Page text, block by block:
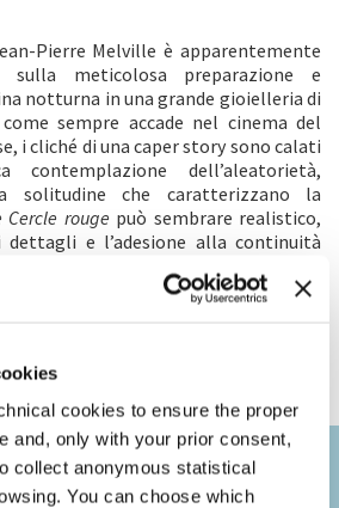
cookies to ensure the proper
and, only with your prior consent,
collect anonymous statistical
You can choose which
Pierre Melville è apparentemente
meticolosa preparazione e
notturna in una grande gioielleria di
sempre accade nel cinema del
i cliché di una caper story sono calati
contemplazione dell’aleatorietà,
solitudine che caratterizzano la
Cercle rougepuò sembrare realistico,
e l’adesione alla continuità
dissemina e moltiplica una serie
e stranianti inverosimiglianze che
fotografia di Henri Decaë e ai suoi
(Roberto Chiesi)